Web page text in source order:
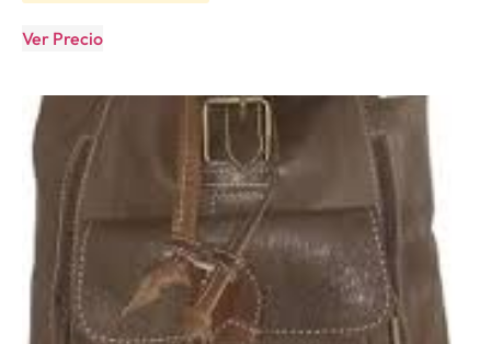
Ver Precio